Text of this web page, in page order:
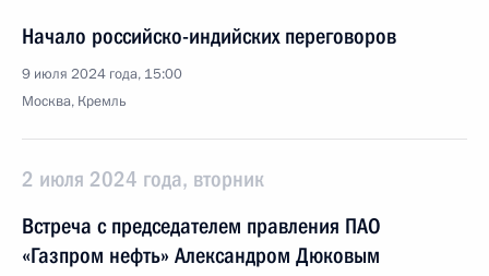
Начало российско-индийских переговоров
9 июля 2024 года, 15:00
Москва, Кремль
2 июля 2024 года, вторник
Встреча с председателем правления ПАО
«Газпром нефть» Александром Дюковым